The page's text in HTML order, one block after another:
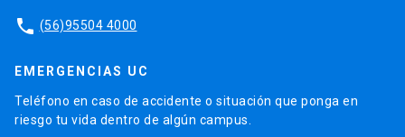
phone (56)95504 4000
EMERGENCIAS UC
Teléfono en caso de accidente o situación que ponga en
riesgo tu vida dentro de algún campus.